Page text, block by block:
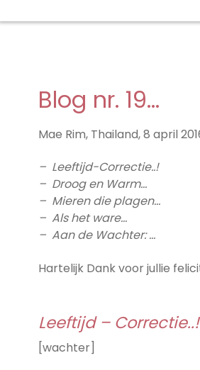
Blog nr. 19…
Mae Rim, Thailand, 8 april
– Leeftijd-Correctie..!
– Droog en Warm…
– Mieren die plagen…
– Als het ware…
– Aan de Wachter: …
Hartelijk Dank voor jullie
Leeftijd – Correctie..!
[wachter]